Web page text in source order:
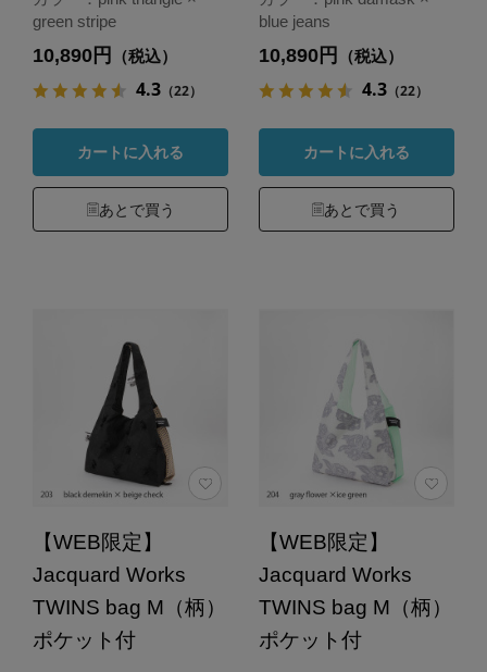
green stripe
10,890円 （税込）
4.3（22）
カートに入れる
あとで買う
blue jeans
10,890円 （税込）
4.3（22）
カートに入れる
あとで買う
【WEB限定】
Jacquard Works
TWINS bag M（柄）
ポケット付
【WEB限定】
Jacquard Works
TWINS bag M（柄）
ポケット付